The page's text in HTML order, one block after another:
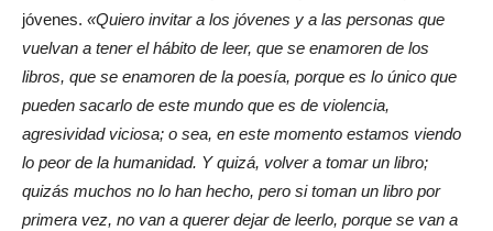
jóvenes. «Quiero invitar a los jóvenes y a las personas que
vuelvan a tener el hábito de leer, que se enamoren de los
libros, que se enamoren de la poesía, porque es lo único que
pueden sacarlo de este mundo que es de violencia,
agresividad viciosa; o sea, en este momento estamos viendo
lo peor de la humanidad. Y quizá, volver a tomar un libro;
quizás muchos no lo han hecho, pero si toman un libro por
primera vez, no van a querer dejar de leerlo, porque se van a